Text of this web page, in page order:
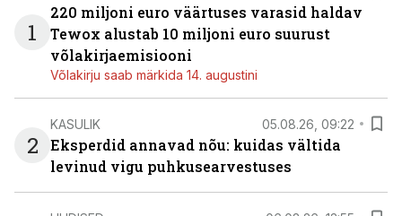
1
220 miljoni euro väärtuses varasid haldav
Tewox alustab 10 miljoni euro suurust
võlakirjaemisiooni
Võlakirju saab märkida 14. augustini
2
KASULIK 05.08.26, 09:22
Eksperdid annavad nõu: kuidas vältida
levinud vigu puhkusearvestuses